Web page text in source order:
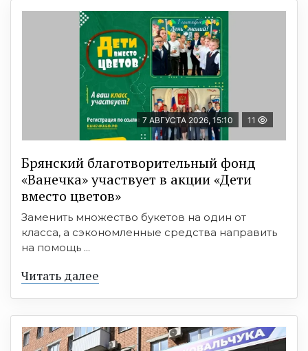
7 АВГУСТА 2026, 15:10 11
Брянский благотворительный фонд
«Ванечка» участвует в акции «Дети
вместо цветов»
Заменить множество букетов на один от
класса, а сэкономленные средства направить
на помощь ...
Читать далее